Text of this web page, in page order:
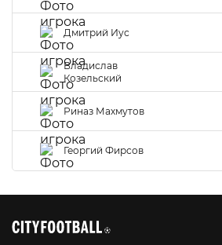
Дмитрий Иус
Владислав
Козельский
Риназ Махмутов
Георгий Фирсов